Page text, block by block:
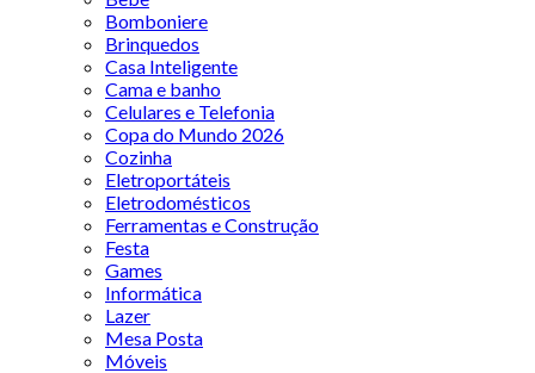
Bomboniere
Brinquedos
Casa Inteligente
Cama e banho
Celulares e Telefonia
Copa do Mundo 2026
Cozinha
Eletroportáteis
Eletrodomésticos
Ferramentas e Construção
Festa
Games
Informática
Lazer
Mesa Posta
Móveis